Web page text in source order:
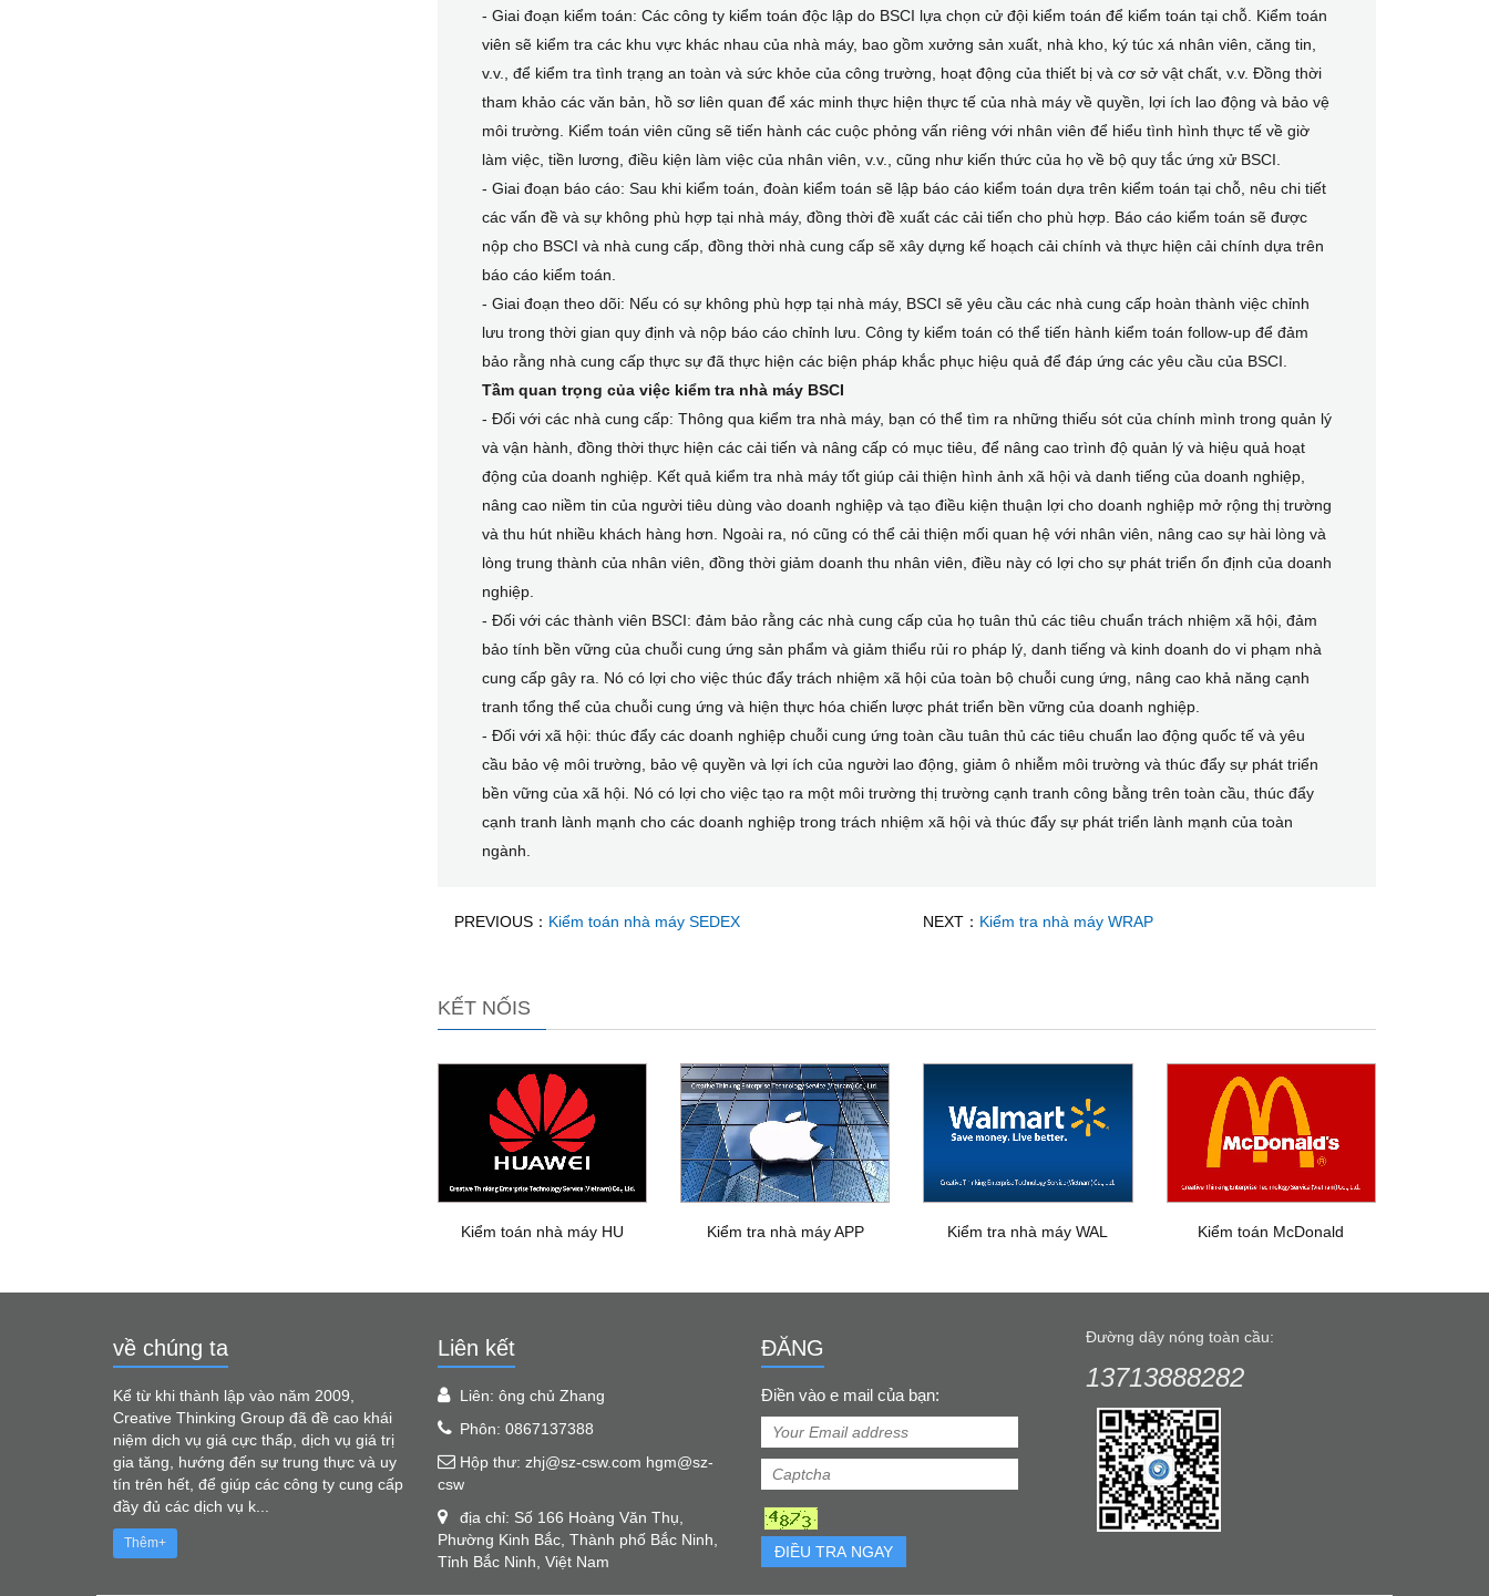
- Giai đoạn kiểm toán: Các công ty kiểm toán độc lập do BSCI lựa chọn cử đội kiểm toán để kiểm toán tại chỗ. Kiểm toán
viên sẽ kiểm tra các khu vực khác nhau của nhà máy, bao gồm xưởng sản xuất, nhà kho, ký túc xá nhân viên, căng tin,
v.v., để kiểm tra tình trạng an toàn và sức khỏe của công trường, hoạt động của thiết bị và cơ sở vật chất, v.v. Đồng thời
tham khảo các văn bản, hồ sơ liên quan để xác minh thực hiện thực tế của nhà máy về quyền, lợi ích lao động và bảo vệ
môi trường. Kiểm toán viên cũng sẽ tiến hành các cuộc phỏng vấn riêng với nhân viên để hiểu tình hình thực tế về giờ
làm việc, tiền lương, điều kiện làm việc của nhân viên, v.v., cũng như kiến thức của họ về bộ quy tắc ứng xử BSCI.
- Giai đoạn báo cáo: Sau khi kiểm toán, đoàn kiểm toán sẽ lập báo cáo kiểm toán dựa trên kiểm toán tại chỗ, nêu chi tiết
các vấn đề và sự không phù hợp tại nhà máy, đồng thời đề xuất các cải tiến cho phù hợp. Báo cáo kiểm toán sẽ được
nộp cho BSCI và nhà cung cấp, đồng thời nhà cung cấp sẽ xây dựng kế hoạch cải chính và thực hiện cải chính dựa trên
báo cáo kiểm toán.
- Giai đoạn theo dõi: Nếu có sự không phù hợp tại nhà máy, BSCI sẽ yêu cầu các nhà cung cấp hoàn thành việc chỉnh
lưu trong thời gian quy định và nộp báo cáo chỉnh lưu. Công ty kiểm toán có thể tiến hành kiểm toán follow-up để đảm
bảo rằng nhà cung cấp thực sự đã thực hiện các biện pháp khắc phục hiệu quả để đáp ứng các yêu cầu của BSCI.
Tầm quan trọng của việc kiểm tra nhà máy BSCI
- Đối với các nhà cung cấp: Thông qua kiểm tra nhà máy, bạn có thể tìm ra những thiếu sót của chính mình trong quản lý
và vận hành, đồng thời thực hiện các cải tiến và nâng cấp có mục tiêu, để nâng cao trình độ quản lý và hiệu quả hoạt
động của doanh nghiệp. Kết quả kiểm tra nhà máy tốt giúp cải thiện hình ảnh xã hội và danh tiếng của doanh nghiệp,
nâng cao niềm tin của người tiêu dùng vào doanh nghiệp và tạo điều kiện thuận lợi cho doanh nghiệp mở rộng thị trường
và thu hút nhiều khách hàng hơn. Ngoài ra, nó cũng có thể cải thiện mối quan hệ với nhân viên, nâng cao sự hài lòng và
lòng trung thành của nhân viên, đồng thời giảm doanh thu nhân viên, điều này có lợi cho sự phát triển ổn định của doanh
nghiệp.
- Đối với các thành viên BSCI: đảm bảo rằng các nhà cung cấp của họ tuân thủ các tiêu chuẩn trách nhiệm xã hội, đảm
bảo tính bền vững của chuỗi cung ứng sản phẩm và giảm thiểu rủi ro pháp lý, danh tiếng và kinh doanh do vi phạm nhà
cung cấp gây ra. Nó có lợi cho việc thúc đẩy trách nhiệm xã hội của toàn bộ chuỗi cung ứng, nâng cao khả năng cạnh
tranh tổng thể của chuỗi cung ứng và hiện thực hóa chiến lược phát triển bền vững của doanh nghiệp.
- Đối với xã hội: thúc đẩy các doanh nghiệp chuỗi cung ứng toàn cầu tuân thủ các tiêu chuẩn lao động quốc tế và yêu
cầu bảo vệ môi trường, bảo vệ quyền và lợi ích của người lao động, giảm ô nhiễm môi trường và thúc đẩy sự phát triển
bền vững của xã hội. Nó có lợi cho việc tạo ra một môi trường thị trường cạnh tranh công bằng trên toàn cầu, thúc đẩy
cạnh tranh lành mạnh cho các doanh nghiệp trong trách nhiệm xã hội và thúc đẩy sự phát triển lành mạnh của toàn
ngành.
PREVIOUS： Kiểm toán nhà máy SEDEX NEXT： Kiểm tra nhà máy WRAP
KẾT NỐIS
Kiểm toán nhà máy HU Kiểm tra nhà máy APP Kiểm tra nhà máy WAL Kiểm toán McDonald
về chúng ta
Kể từ khi thành lập vào năm 2009,
Creative Thinking Group đã đề cao khái
niệm dịch vụ giá cực thấp, dịch vụ giá trị
gia tăng, hướng đến sự trung thực và uy
tín trên hết, để giúp các công ty cung cấp
đầy đủ các dịch vụ k...
Thêm+
Liên kết
Liên: ông chủ Zhang
Phôn: 0867137388
Hộp thư: zhj@sz-csw.com hgm@sz-
csw
địa chỉ: Số 166 Hoàng Văn Thụ,
Phường Kinh Bắc, Thành phố Bắc Ninh,
Tỉnh Bắc Ninh, Việt Nam
ĐĂNG
Điền vào e mail của bạn:
ĐIỀU TRA NGAY
Đường dây nóng toàn cầu:
13713888282